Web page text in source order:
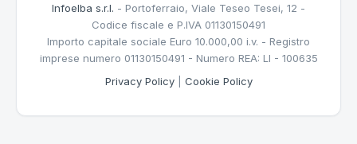
Infoelba s.r.l. - Portoferraio, Viale Teseo Tesei, 12 -
Codice fiscale e P.IVA 01130150491
Importo capitale sociale Euro 10.000,00 i.v. - Registro
imprese numero 01130150491 - Numero REA: LI - 100635
Privacy Policy| Cookie Policy